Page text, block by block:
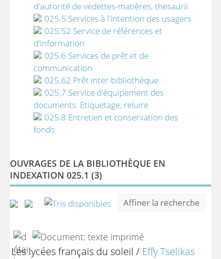
d'autorité de vedettes-matières, thesaurii
025.5 Services à l'intention des usagers
025.52 Service de références et
d'information
025.6 Services de prêt et de
communication
025.62 Prêt inter-bibliothèque
025.7 Service d'équipement des
documents. Etiquetage, reluire
025.8 Entretien et conservation des
fonds
OUVRAGES DE LA BIBLIOTHÈQUE EN
INDEXATION 025.1 (3)
Affiner la recherche
Les lycées français du soleil / Effy Tselikas